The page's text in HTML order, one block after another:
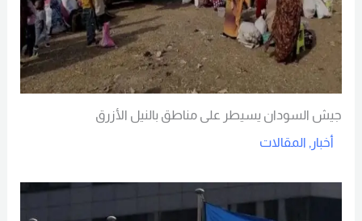
جيش السودان يسيطر على مناطق بالنيل الأزرق
أخبار , المقالات